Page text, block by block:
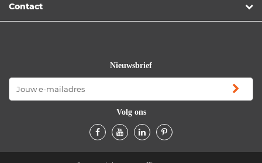
Contact
Nieuwsbrief
Volg ons